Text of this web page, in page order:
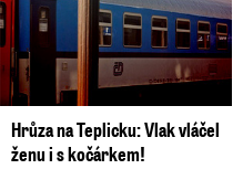
Hrůza na Teplicku: Vlak vláčel
ženu i s kočárkem!